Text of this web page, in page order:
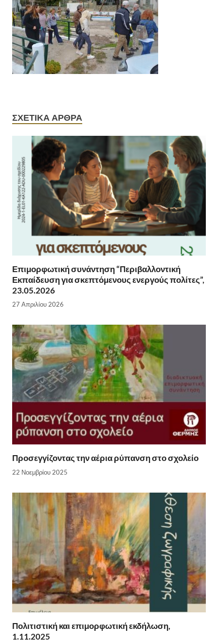
ΣΧΕΤΙΚΆ ΆΡΘΡΑ
Επιμορφωτική συνάντηση “Περιβαλλοντική
Εκπαίδευση για σκεπτόμενους ενεργούς πολίτες”,
23.05.2026
27 Απριλίου 2026
Προσεγγίζοντας την αέρια ρύπανση στο σχολείο
22 Νοεμβρίου 2025
Πολιτιστική και επιμορφωτική εκδήλωση,
1.11.2025